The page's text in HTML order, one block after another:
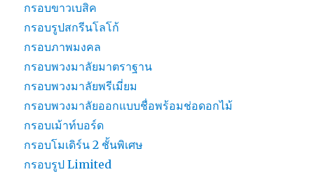
กรอบขาวเบสิค
กรอบรูปสกรีนโลโก้
กรอบภาพมงคล
กรอบพวงมาลัยมาตราฐาน
กรอบพวงมาลัยพรีเมี่ยม
กรอบพวงมาลัยออกแบบชื่อพร้อมช่อดอกไม้
กรอบเม้าท์บอร์ด
กรอบโมเดิร์น 2 ชั้นพิเศษ
กรอบรูป Limited